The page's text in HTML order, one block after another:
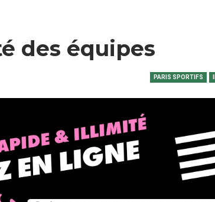
des équipes
PARIS SPORTIFS